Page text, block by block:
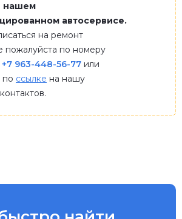
нашем
автосервисе.
на ремонт
пожалуйста по номеру
+7 963-448-56-77 или
по ссылке на нашу